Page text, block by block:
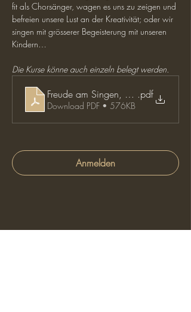
fit als Chorsänger, wagen es uns zu zeigen und
befreien unsere Lust an der Kreativität; oder wir
singen mit grösserer Begeisterung mit unseren
Kindern…
Die Kurse könne auch einzeln belegt werden.
Freude am Singen, 2. Halbjahr 26
.pdf
Download PDF • 576KB
Anmelden